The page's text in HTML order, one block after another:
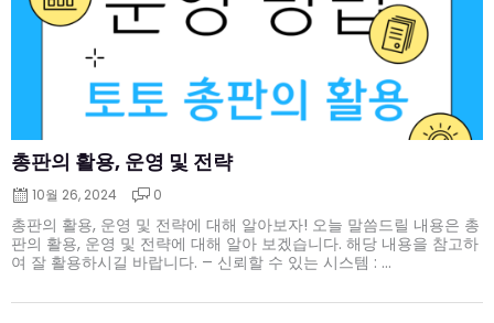
총판의 활용, 운영 및 전략
10월 26, 2024 0
총판의 활용, 운영 및 전략에 대해 알아보자! 오늘 말씀드릴 내용은 총
판의 활용, 운영 및 전략에 대해 알아 보겠습니다. 해당 내용을 참고하
여 잘 활용하시길 바랍니다. – 신뢰할 수 있는 시스템 : ...